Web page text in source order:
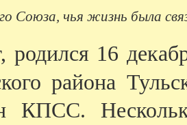
Союза, чья жизнь была
родился 16
района
КПСС.